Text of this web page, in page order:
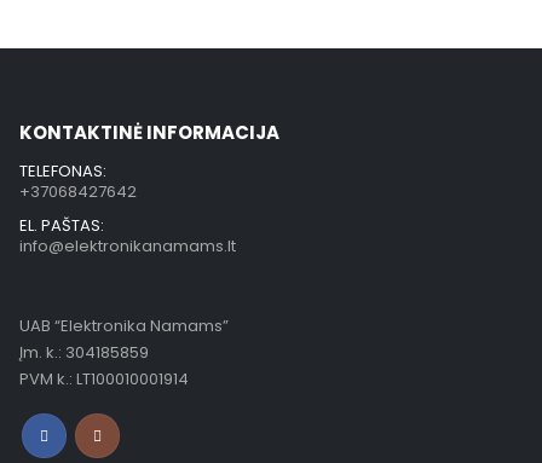
KONTAKTINĖ INFORMACIJA
TELEFONAS:
+37068427642
EL. PAŠTAS:
info@elektronikanamams.lt
UAB “Elektronika Namams”
Įm. k.: 304185859
PVM k.: LT100010001914